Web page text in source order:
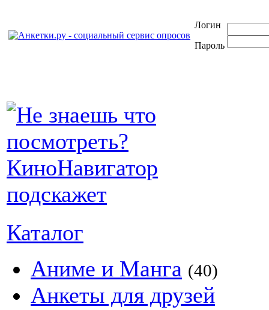
Логин
Пароль
Каталог
Аниме и Манга (40)
Анкеты для друзей